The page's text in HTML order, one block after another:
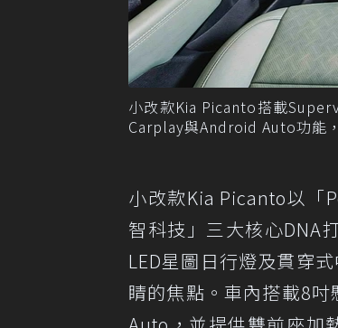
小改款Kia Picanto搭載
Carplay與Android Auto功能
小改款Kia Picanto以「
智科技」三大核心DNA
LED星圖日行燈及貫穿
睛的焦點。車內搭載8